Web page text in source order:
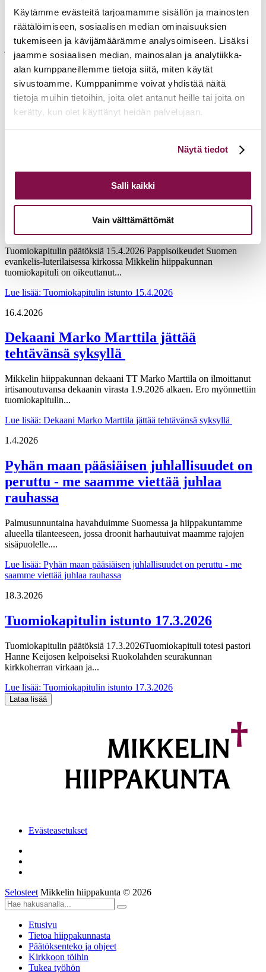
Käytämme evästeitä tarjoamamme sisällön ja mainosten
räätälöimiseen, sosiaalisen median ominaisuuksien
tukemiseen ja kävijämäärämme analysoimiseen. Lisäksi
jaamme sosiaalisen median, mainosalan ja analytiikka-
alan kumppaneillemme tietoja siitä, miten käytät
sivustoamme. Kumppanimme voivat yhdistää näitä
tietoja muihin tietoihin, joita olet antanut heille tai joita on
kerätty, kun olet käyttänyt heidän palvelujaan.
linkistä.
Näytä tiedot
Salli kaikki
Vain välttämättömät
Mikkelin hiippakunnan tuomiokapitulissa on haettavana
hiippakuntadekaanin virka 1.9.2026 alkaen.Hiippakuntadekaani
johtaa ja kehittää...
Lue lisää: Hiippakuntadekaanin virka haettavana 29.5. asti
13.5.2026
Tuomiokapitulin istunto 12.5.2026
Hiippakuntadekaanin virka julistetaan haettavaksi 29.5.2026 klo
: Tuomiokapitulin istunto 12.5.2026
16.4.2026
Tuomiokapitulin istunto 15.4.2026
Tuomiokapitulin päätöksiä 15.4.2026 Pappisoikeudet Suomen
evankelis-luterilaisessa kirkossa Mikkelin hiippakunnan
tuomiokapituli on oikeuttanut...
Lue lisää: Tuomiokapitulin istunto 15.4.2026
16.4.2026
Dekaani Marko Marttila jättää
tehtävänsä syksyllä
Mikkelin hiippakunnan dekaani TT Marko Marttila on ilmoittanut
irtisanoutuvansa dekaanin virasta 1.9.2026 alkaen. Ero myönnettiin
tuomiokapitulin...
Lue lisää: Dekaani Marko Marttila jättää tehtävänsä syksyllä
1.4.2026
Pyhän maan pääsiäisen juhlallisuudet on
peruttu - me saamme viettää juhlaa
rauhassa
Palmusunnuntaina havahduimme Suomessa ja hiippakuntamme
alueella tilanteeseen, jossa droonit harhautuivat maamme rajojen
sisäpuolelle....
Lue lisää: Pyhän maan pääsiäisen juhlallisuudet on peruttu - me
saamme viettää juhlaa rauhassa
18.3.2026
Tuomiokapitulin istunto 17.3.2026
Tuomiokapitulin päätöksiä 17.3.2026Tuomiokapituli totesi pastori
Hanne Keijosen kelpoiseksi Ruokolahden seurakunnan
kirkkoherran virkaan ja...
Lue lisää: Tuomiokapitulin istunto 17.3.2026
Lataa lisää
Evästeasetukset
Selosteet Mikkelin hiippakunta © 2026
Etusivu
Tietoa hiippakunnasta
Päätöksenteko ja ohjeet
Kirkkoon töihin
Tukea työhön